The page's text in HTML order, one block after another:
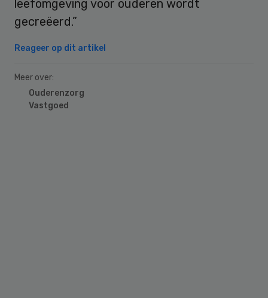
leefomgeving voor ouderen wordt
gecreëerd.”
Reageer op dit artikel
Meer over:
Ouderenzorg
Vastgoed